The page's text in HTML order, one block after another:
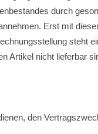
durch
Erst mit
steht
Artikel nicht lieferbar
den